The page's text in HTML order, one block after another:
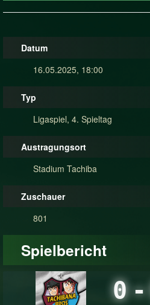
Datum
16.05.2025, 18:00
Typ
Ligaspiel, 4. Spieltag
Austragungsort
Stadium Tachiba
Zuschauer
801
Spielbericht
0-